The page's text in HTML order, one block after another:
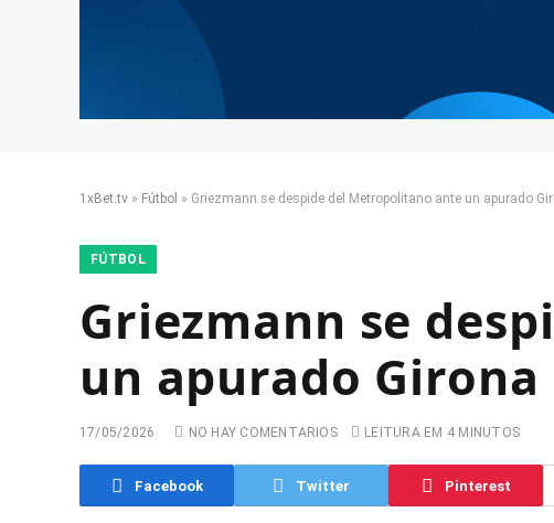
1xBet.tv » Fútbol » Griezmann se despide del Metropolitano ante un apurado
FÚTBOL
Griezmann se
un apurado Girona
17/05/2026 NO HAY COMENTARIOS LEITURA EM 4 MINUTOS
Facebook Twitter Pinterest